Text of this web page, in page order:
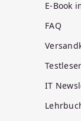
E-Book
FAQ
IT